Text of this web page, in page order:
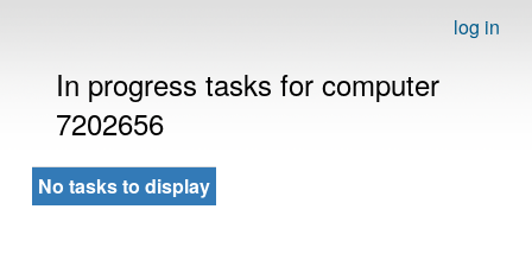
log in
In progress tasks for computer
7202656
No tasks to display